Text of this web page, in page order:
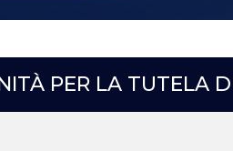
PER LA TUTELA